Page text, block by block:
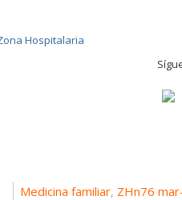
Medicina familiar, ZHn76